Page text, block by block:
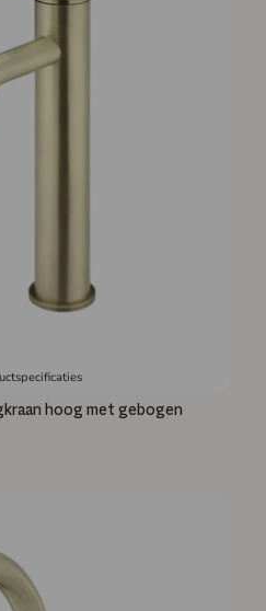
hoog met gebogen